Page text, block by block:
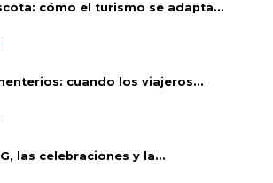
cómo el turismo se adapta...
cuando los viajeros...
las celebraciones y la...